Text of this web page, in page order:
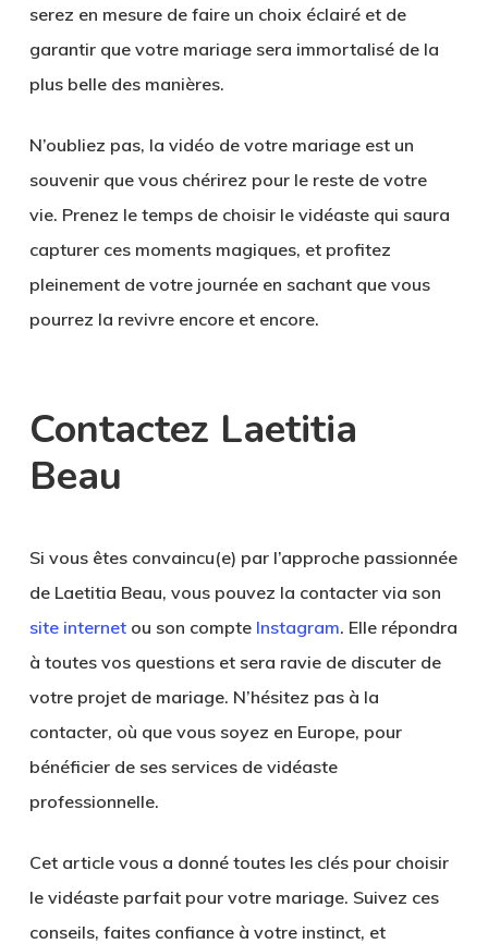
serez en mesure de faire un choix éclairé et de
garantir que votre mariage sera immortalisé de la
plus belle des manières.
N’oubliez pas, la vidéo de votre mariage est un
souvenir que vous chérirez pour le reste de votre
vie. Prenez le temps de choisir le vidéaste qui saura
capturer ces moments magiques, et profitez
pleinement de votre journée en sachant que vous
pourrez la revivre encore et encore.
Contactez Laetitia
Beau
Si vous êtes convaincu(e) par l’approche passionnée
de Laetitia Beau, vous pouvez la contacter via son
site internetou son compte Instagram. Elle répondra
à toutes vos questions et sera ravie de discuter de
votre projet de mariage. N’hésitez pas à la
contacter, où que vous soyez en Europe, pour
bénéficier de ses services de vidéaste
professionnelle.
Cet article vous a donné toutes les clés pour choisir
le vidéaste parfait pour votre mariage. Suivez ces
conseils, faites confiance à votre instinct, et